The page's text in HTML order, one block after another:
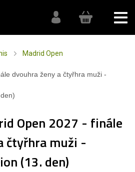
Madrid Open
dvouhra ženy a čtyřhra muži -
Open 2027 - finále
čtyřhra muži -
(13. den)